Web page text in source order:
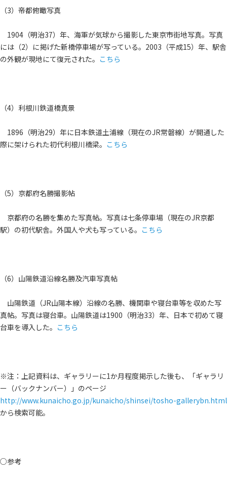
（3）帝都俯瞰写真
1904（明治37）年、海軍が気球から撮影した東京市街地写真。写真
には（2）に掲げた新橋停車場が写っている。2003（平成15）年、駅舎
の外観が現地にて復元された。 こちら
（4）利根川鉄道橋真景
1896（明治29）年に日本鉄道土浦線（現在のJR常磐線）が開通した
際に架けられた初代利根川橋梁。 こちら
（5）京都府名勝撮影帖
京都府の名勝を集めた写真帖。写真は七条停車場（現在のJR京都
駅）の初代駅舎。外国人や犬も写っている。 こちら
（6）山陽鉄道沿線名勝及汽車写真帖
山陽鉄道（JR山陽本線）沿線の名勝、機関車や寝台車等を収めた写
真帖。写真は寝台車。山陽鉄道は1900（明治33）年、日本で初めて寝
台車を導入した。 こちら
※注：上記資料は、ギャラリーに1か月程度掲示した後も、「ギャラリ
ー（バックナンバー）」のページ
http://www.kunaicho.go.jp/kunaicho/shinsei/tosho-gallerybn.html
から検索可能。
○参考